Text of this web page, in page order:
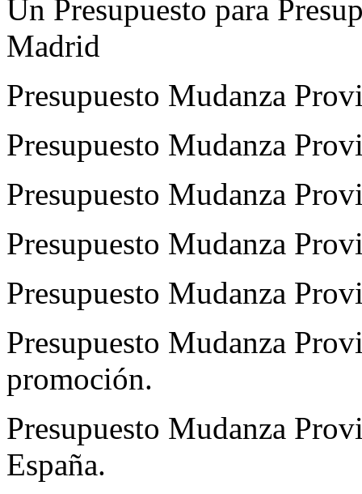
Un Presupuesto para
Madrid
Presupuesto Mudanza
Presupuesto Mudanza
Presupuesto Mudanza
Presupuesto Mudanza
Presupuesto Mudanza
Presupuesto Mudanza
promoción.
Presupuesto Mudanza
España.